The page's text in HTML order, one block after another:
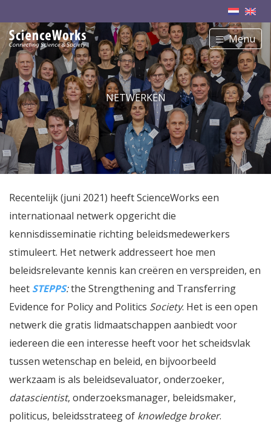
Menu
NETWERKEN
Recentelijk (juni 2021) heeft ScienceWorks een
internationaal netwerk opgericht die
kennisdisseminatie richting beleidsmedewerkers
stimuleert. Het netwerk addresseert hoe men
beleidsrelevante kennis kan creëren en verspreiden, en
heet STEPPS:the Strengthening and Transferring
Evidence for Policy and Politics Society. Het is een open
netwerk die gratis lidmaatschappen aanbiedt voor
iedereen die een interesse heeft voor het scheidsvlak
tussen wetenschap en beleid, en bijvoorbeeld
werkzaam is als beleidsevaluator, onderzoeker,
datascientist, onderzoeksmanager, beleidsmaker,
politicus, beleidsstrateeg of knowledge broker.